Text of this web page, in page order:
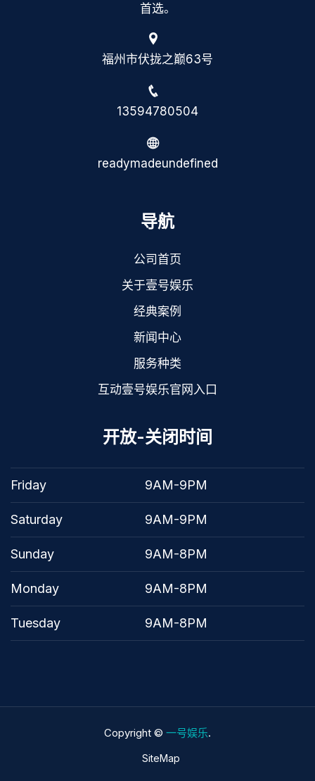
首选。
福州市伏拢之巅63号
13594780504
readymadeundefined
导航
公司首页
关于壹号娱乐
经典案例
新闻中心
服务种类
互动壹号娱乐官网入口
开放-关闭时间
Friday 9AM-9PM
Saturday 9AM-9PM
Sunday 9AM-8PM
Monday 9AM-8PM
Tuesday 9AM-8PM
Copyright © 一号娱乐.
SiteMap